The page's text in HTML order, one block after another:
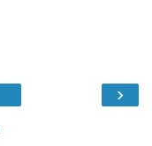
›